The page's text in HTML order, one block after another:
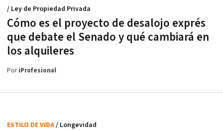
Cómo es el proyecto de desalojo exprés
que debate el Senado y qué cambiará en
los alquileres
/ Ley de Propiedad Privada
PoriProfesional
ESTILO DE VIDA/ Longevidad